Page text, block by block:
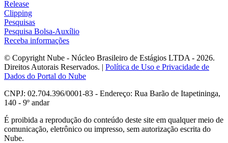
Release
Clipping
Pesquisas
Pesquisa Bolsa-Auxílio
Receba informações
© Copyright Nube - Núcleo Brasileiro de Estágios LTDA - 2026.
Direitos Autorais Reservados. | Política de Uso e Privacidade de
Dados do Portal do Nube
CNPJ: 02.704.396/0001-83 - Endereço: Rua Barão de Itapetininga,
140 - 9º andar
É proibida a reprodução do conteúdo deste site em qualquer meio de
comunicação, eletrônico ou impresso, sem autorização escrita do
Nube.